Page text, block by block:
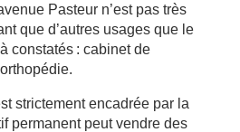
Pasteur n’est pas très
que d’autres usages que le
constatés : cabinet de
strictement encadrée par la
permanent peut vendre des